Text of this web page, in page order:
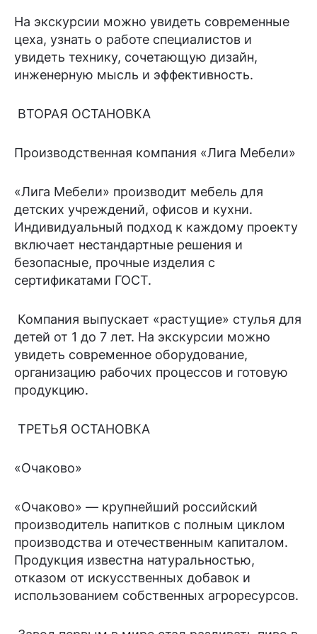
На экскурсии можно увидеть современные
цеха, узнать о работе специалистов и
увидеть технику, сочетающую дизайн,
инженерную мысль и эффективность.
ВТОРАЯ ОСТАНОВКА
Производственная компания «Лига Мебели»
«Лига Мебели» производит мебель для
детских учреждений, офисов и кухни.
Индивидуальный подход к каждому проекту
включает нестандартные решения и
безопасные, прочные изделия с
сертификатами ГОСТ.
Компания выпускает «растущие» стулья для
детей от 1 до 7 лет. На экскурсии можно
увидеть современное оборудование,
организацию рабочих процессов и готовую
продукцию.
ТРЕТЬЯ ОСТАНОВКА
«Очаково»
«Очаково» — крупнейший российский
производитель напитков с полным циклом
производства и отечественным капиталом.
Продукция известна натуральностью,
отказом от искусственных добавок и
использованием собственных агроресурсов.